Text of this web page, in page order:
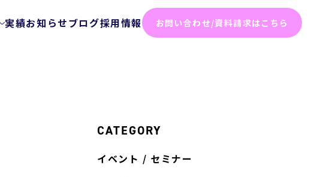
実績お知らせブログ採用情報 お問い合わせ/資料請求はこちら
CATEGORY
イベント / セミナー